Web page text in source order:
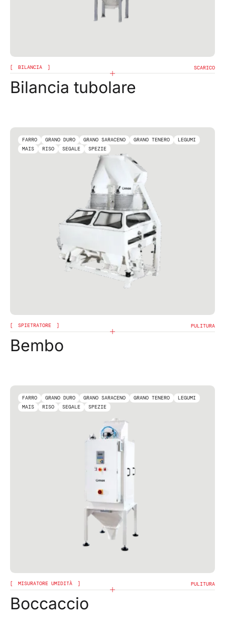
BILANCIA SCARICO
Bilancia tubolare
FARRO GRANO DURO GRANO SARACENO GRANO TENERO
LEGUMI
MAIS
RISO SEGALE SPEZIE
SPIETRATORE PULITURA
Bembo
FARRO GRANO DURO GRANO SARACENO GRANO TENERO
LEGUMI
MAIS
RISO SEGALE SPEZIE
MISURATORE UMIDITÀ PULITURA
Boccaccio